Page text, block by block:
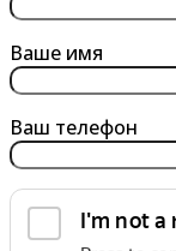
Ваше имя
Ваш телефон